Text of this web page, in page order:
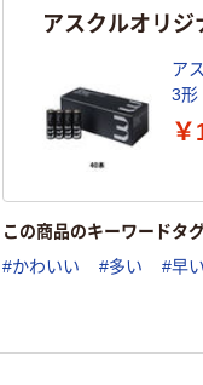
アスクルオリジ
ア
3形
ナ
この商品のキーワードタ
#かわいい #多い #早い